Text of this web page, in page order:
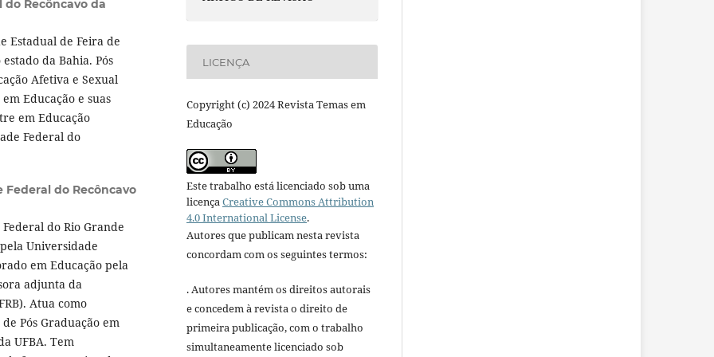
Recôncavo da
Estadual de Feira de
da Bahia. Pós
Afetiva e Sexual
Educação e suas
em Educação
Federal do
Federal do Recôncavo
do Rio Grande
Universidade
em Educação pela
adjunta da
Atua como
Pós Graduação em
UFBA. Tem
LICENÇA
Copyright (c) 2024 Revista Temas em
Educação
Este trabalho está licenciado sob uma
licençaCreative Commons Attribution
4.0 International License.
Autores que publicam nesta revista
concordam com os seguintes termos:
. Autores mantém os direitos autorais
e concedem à revista o direito de
primeira publicação, com o trabalho
simultaneamente licenciado sob